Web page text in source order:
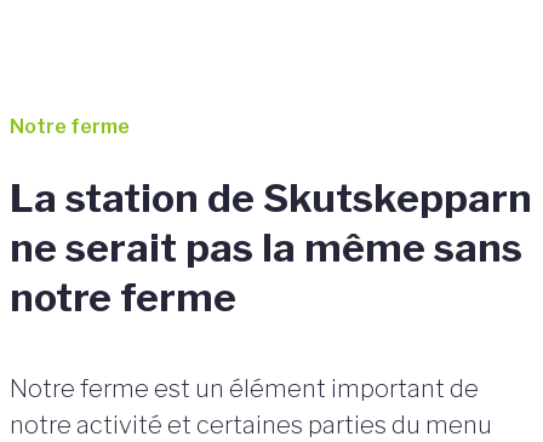
Notre ferme
La station de Skutskepparn
ne serait pas la même sans
notre ferme
Notre ferme est un élément important de
notre activité et certaines parties du menu